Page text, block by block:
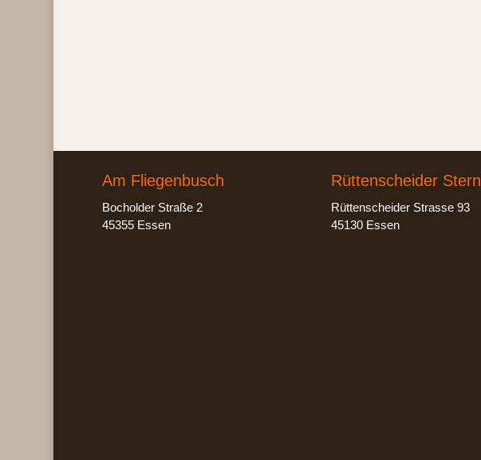
Am Fliegenbusch
Bocholder Straße 2
45355 Essen
Rüttenscheider Stern
Rüttenscheider Strasse 93
45130 Essen